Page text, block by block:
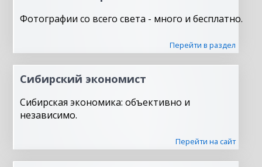
Фотографии со всего света - много и бесплатно.
Перейти в раздел
Сибирский экономист
Сибирская экономика: объективно и
независимо.
Перейти на сайт